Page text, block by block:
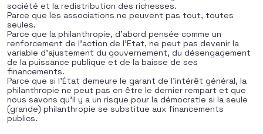
société et la redistribution des richesses.
Parce que les associations ne peuvent pas tout, toutes
seules.
Parce que la philanthropie, d’abord pensée comme un
renforcement de l’action de l’Etat, ne peut pas devenir la
variable d’ajustement du gouvernement, du désengagement
de la puissance publique et de la baisse de ses
financements.
Parce que si l’État demeure le garant de l’intérêt général, la
philanthropie ne peut pas en être le dernier rempart et que
nous savons qu’il y a un risque pour la démocratie si la seule
(grande) philanthropie se substitue aux financements
publics.